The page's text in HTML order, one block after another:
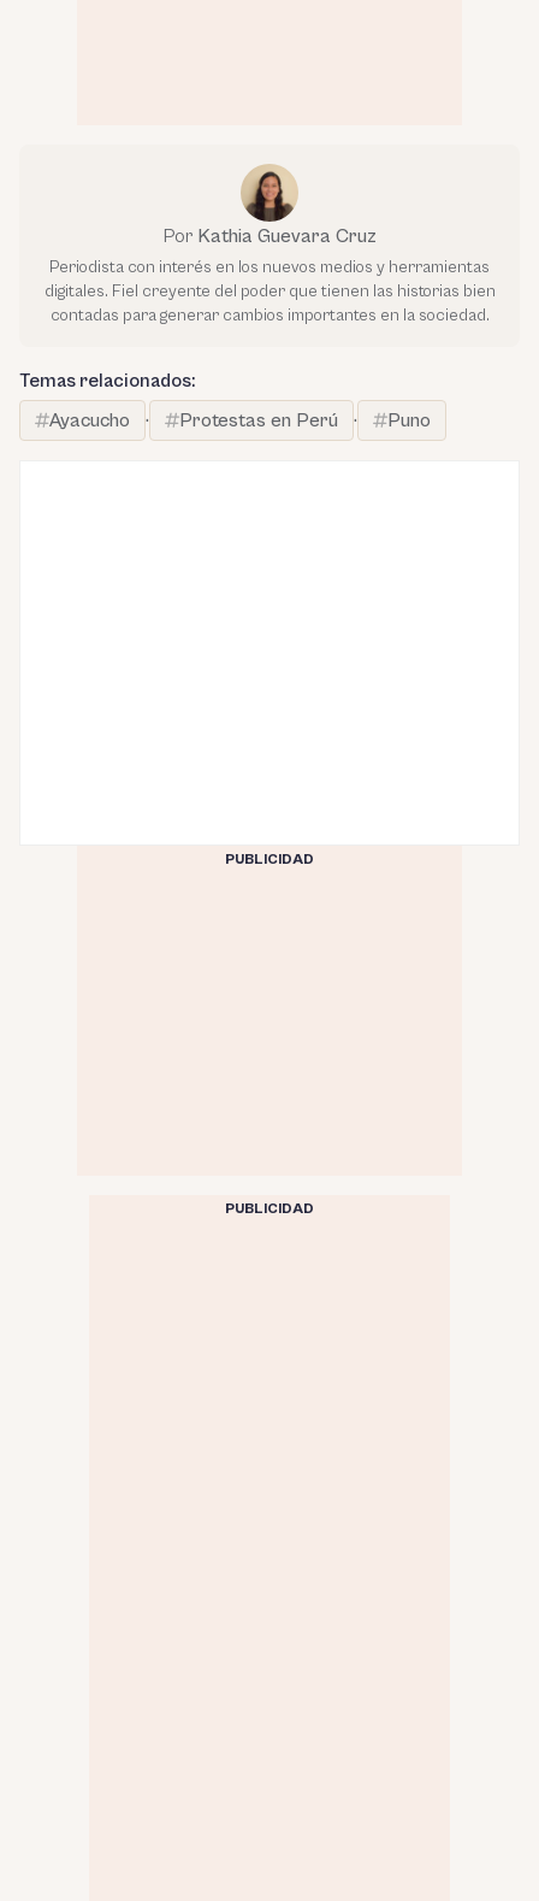
Por Kathia Guevara Cruz
Periodista con interés en los nuevos medios y herramientas
digitales. Fiel creyente del poder que tienen las historias bien
contadas para generar cambios importantes en la sociedad.
Temas relacionados:
Ayacucho
· Protestas en Perú · Puno
PUBLICIDAD
PUBLICIDAD